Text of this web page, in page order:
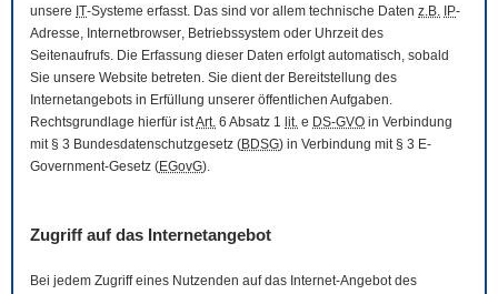
unsere IT-Systeme erfasst. Das sind vor allem technische Daten z.B. IP-
Adresse, Internetbrowser, Betriebssystem oder Uhrzeit des
Seitenaufrufs. Die Erfassung dieser Daten erfolgt automatisch, sobald
Sie unsere Website betreten. Sie dient der Bereitstellung des
Internetangebots in Erfüllung unserer öffentlichen Aufgaben.
Rechtsgrundlage hierfür istArt. 6 Absatz 1 lit. e DS-GVO in Verbindung
mit § 3 Bundesdatenschutzgesetz (BDSG) in Verbindung mit § 3 E-
Government-Gesetz (EGovG).
Zugriff auf das Internetangebot
Bei jedem Zugriff eines Nutzenden auf das Internet-Angebot des